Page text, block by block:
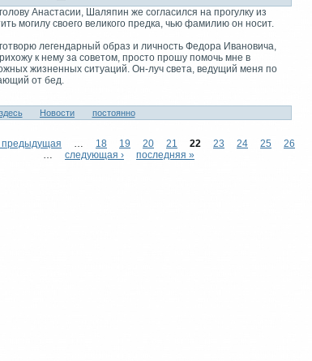
Анастaсии, Шаляпин же согласился на прогулку из
могилу своего великого предка, чью фамилию он носит.
легендарный образ и личность Федора Ивановича,
к нему за советом, просто прошу помочь мне в
жизненныx ситуаций. Он-луч светa, ведущий меня по
от бед.
здeсь Новости постоянно
предыдущая … 18 19 20 21 22 23 24 25
26
…
следующая › последняя »